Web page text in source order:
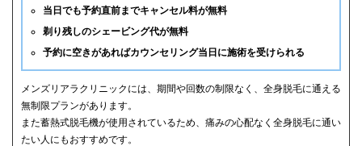
当日でも予約直前までキャンセル料が無料
剃り残しのシェービング代が無料
予約に空きがあればカウンセリング当日に施術を受けられる
メンズリアラクリニックには、期間や回数の制限なく、全身脱毛に通える
無制限プランがあります。
また蓄熱式脱毛機が使用されているため、痛みの心配なく全身脱毛に通い
たい人にもおすすめです。